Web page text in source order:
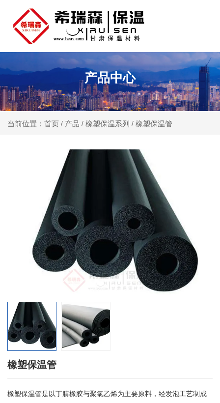
产品中心
当前位置：首页 / 产品 / 橡塑保温系列 / 橡塑保温管
橡塑保温管
橡塑保温管是以丁腈橡胶与聚氯乙烯为主要原料，经发泡工艺制成